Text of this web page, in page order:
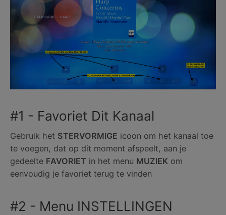
#1 - Favoriet Dit Kanaal
Gebruik het STERVORMIGE icoon om het kanaal toe
te voegen, dat op dit moment afspeelt, aan je
gedeelte FAVORIET in het menu MUZIEK om
eenvoudig je favoriet terug te vinden
#2 - Menu INSTELLINGEN